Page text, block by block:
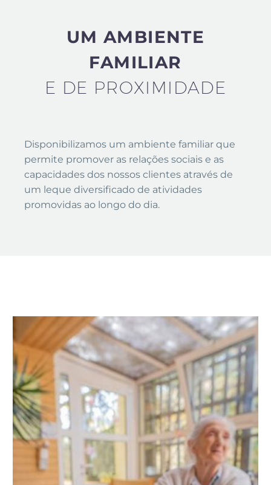
UM AMBIENTE
FAMILIAR
E DE PROXIMIDADE
Disponibilizamos um ambiente familiar que
permite promover as relações sociais e as
capacidades dos nossos clientes através de
um leque diversificado de atividades
promovidas ao longo do dia.